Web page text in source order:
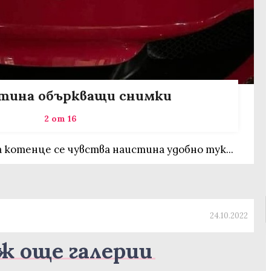
объркващи снимки
2 от 16
се чувства наистина удобно тук...
24.10.2022
още галерии